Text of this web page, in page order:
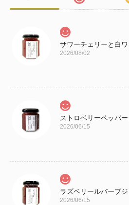
サワーチェリーと白
2026/08/02
ストロベリーペッパ
2026/06/15
ラズベリールバーブジ
2026/06/15